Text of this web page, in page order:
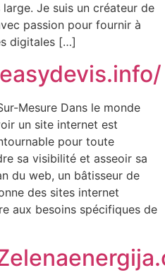
Je suis un créateur de
passion pour fournir à
digitales […]
Mesure Dans le monde
un site internet est
pour toute
sa visibilité et asseoir sa
du web, un bâtisseur de
des sites internet
aux besoins spécifiques de